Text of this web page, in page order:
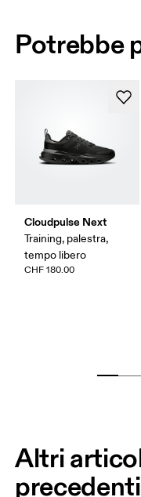
Potrebbe
Cloudpulse Next
Training, palestra,
tempo libero
CHF 180.00
Altri
precedenti